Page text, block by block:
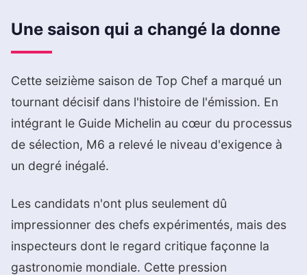
Une saison qui a changé la donne
Cette seizième saison de Top Chef a marqué un
tournant décisif dans l'histoire de l'émission. En
intégrant le Guide Michelin au cœur du processus
de sélection, M6 a relevé le niveau d'exigence à
un degré inégalé.
Les candidats n'ont plus seulement dû
impressionner des chefs expérimentés, mais des
inspecteurs dont le regard critique façonne la
gastronomie mondiale. Cette pression